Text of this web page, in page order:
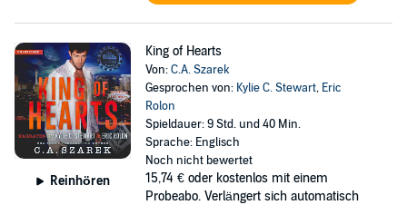
Reinhören
King of Hearts
Von:C.A. Szarek
Gesprochen von: Kylie C. Stewart, Eric
Rolon
Spieldauer: 9 Std. und 40 Min.
Sprache: Englisch
Noch nicht bewertet
15,74 € oder kostenlos mit einem
Probeabo. Verlängert sich automatisch